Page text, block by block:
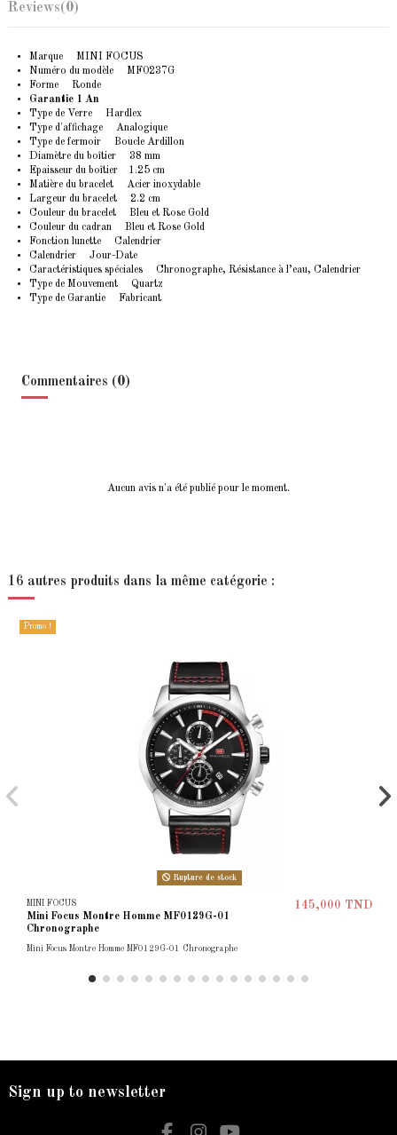
Reviews(0)
Marque MINI FOCUS
Numéro du modèle MF0237G
Forme Ronde
Garantie 1 An
Type de Verre Hardlex
Type d'affichage Analogique
Type de fermoir Boucle Ardillon
Diamètre du boîtier 38 mm
Epaisseur du boîtier 1.25 cm
Matière du bracelet Acier inoxydable
Largeur du bracelet 2.2 cm
Couleur du bracelet Bleu et Rose Gold
Couleur du cadran Bleu et Rose Gold
Fonction lunette Calendrier
Calendrier Jour-Date
Caractéristiques spéciales Chronographe, Résistance à l’eau, Calendrier
Type de Mouvement Quartz
Type de Garantie Fabricant
Commentaires (0)
Aucun avis n'a été publié pour le moment.
16 autres produits dans la même catégorie :
Promo !
Rupture de stock
MINI FOCUS
Mini Focus Montre Homme MF0129G-01
Chronographe
145,000 TND
Mini Focus Montre Homme MF0129G-01 Chronographe
Sign up to newsletter